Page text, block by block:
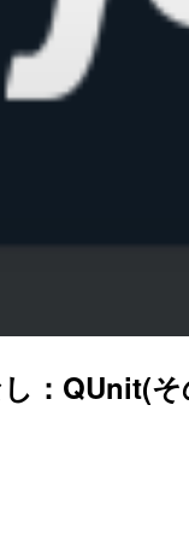
：QUnit(そ